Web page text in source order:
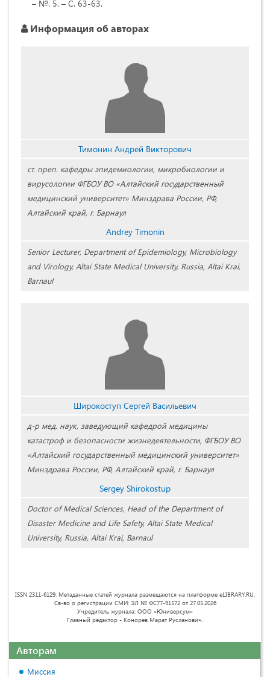
– №. 5. – С. 63-63.
Информация об авторах
Тимонин Андрей Викторович
ст. преп. кафедры эпидемиологии, микробиологии и
вирусологии ФГБОУ ВО «Алтайский государственный
медицинский университет» Минздрава России, РФ,
Алтайский край, г. Барнаул
Andrey Timonin
Senior Lecturer, Department of Epidemiology, Microbiology
and Virology, Altai State Medical University, Russia, Altai Krai,
Barnaul
Широкоступ Сергей Васильевич
д-р мед. наук, заведующий кафедрой медицины
катастроф и безопасности жизнедеятельности, ФГБОУ ВО
«Алтайский государственный медицинский университет»
Минздрава России, РФ, Алтайский край, г. Барнаул
Sergey Shirokostup
Doctor of Medical Sciences, Head of the Department of
Disaster Medicine and Life Safety, Altai State Medical
University, Russia, Altai Krai, Barnaul
ISSN 2311-6129. Метаданные статей журнала размещаются на платформе eLIBRARY.RU.
Св-во о регистрации СМИ: ЭЛ № ФС77-91572 от 27.05.2026
Учредитель журнала: ООО «Юниверсум»
Главный редактор - Конорев Марат Русланович.
Авторам
Миссия